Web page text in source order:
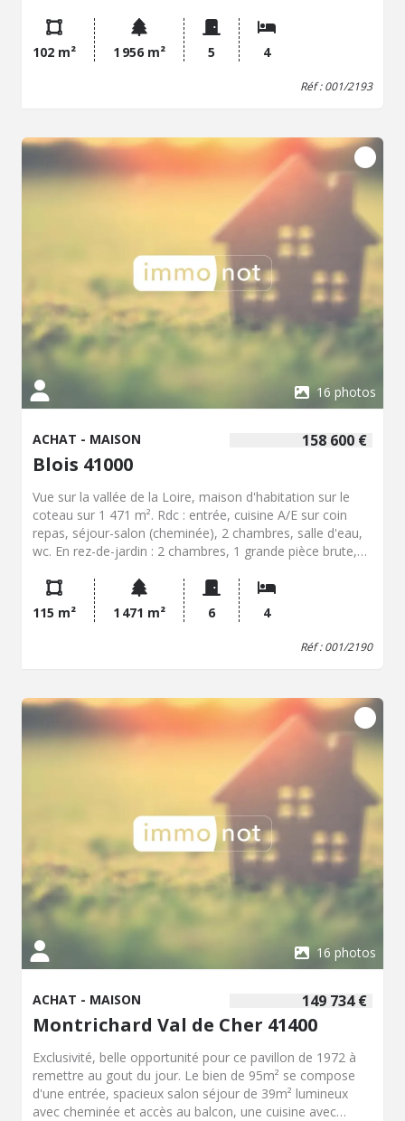
cabanes de jardin).
102 m²
1 956 m² 5 4
Réf : 001/2193
16 photos
158 600 €
ACHAT - MAISON
Blois 41000
Vue sur la vallée de la Loire, maison d'habitation sur le
coteau sur 1 471 m². Rdc : entrée, cuisine A/E sur coin
repas, séjour-salon (cheminée), 2 chambres, salle d'eau,
wc. En rez-de-jardin : 2 chambres, 1 grande pièce brute,
115 m² 1 471 m² 6 4
Réf : 001/2190
16 photos
149 734 €
ACHAT - MAISON
Montrichard Val de Cher 41400
Exclusivité, belle opportunité pour ce pavillon de 1972 à
remettre au gout du jour. Le bien de 95m² se compose
d'une entrée, spacieux salon séjour de 39m² lumineux
avec cheminée et accès au balcon, une cuisine avec